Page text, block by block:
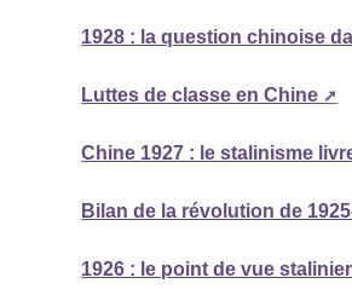
1928 : la question chinoise
Luttes de classe en Chine
Chine 1927 : le stalinisme
Bilan de la révolution de
1926 : le point de vue